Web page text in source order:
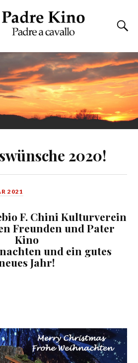
2020!
2021
F. Chini Kulturverein
Freunden und Pater
Kino
und ein gutes
Jahr!